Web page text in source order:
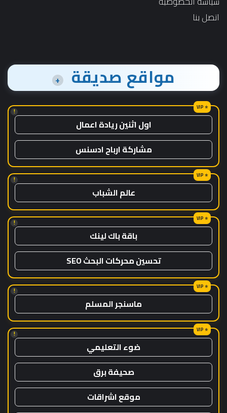
اتصل بنا
مواقع صديقة +
!
اول اثنين ريادة اعمال
مشاركة ارباح ادسنس
!
عالم الشباب
!
باقة باك لينك
تحسين محركات البحث SEO
!
ماسنجر المسلم
!
ضوء التعليمي
صحيفة برق
موقع اشراقات